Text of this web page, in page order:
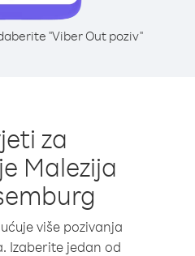
"Viber Out poziv"
za
Malezija
više pozivanja
Izaberite jedan od